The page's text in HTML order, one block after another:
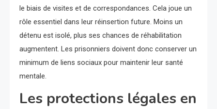
le biais de visites et de correspondances. Cela joue un
rôle essentiel dans leur réinsertion future. Moins un
détenu est isolé, plus ses chances de réhabilitation
augmentent. Les prisonniers doivent donc conserver un
minimum de liens sociaux pour maintenir leur santé
mentale.
Les protections légales en